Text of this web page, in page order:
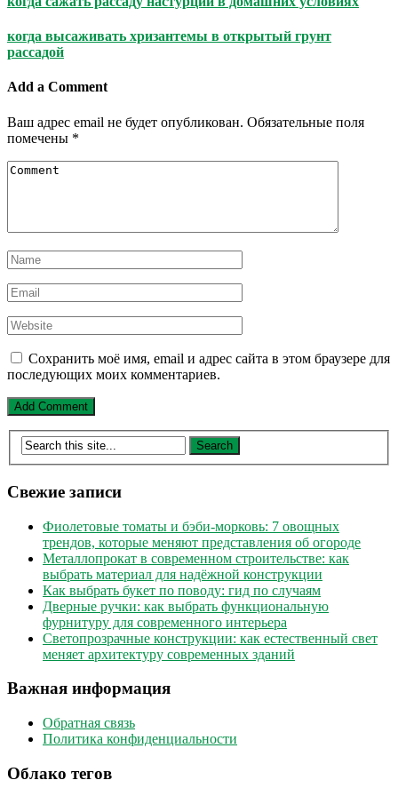
когда высаживать хризантемы в открытый грунт
рассадой
Add a Comment
Ваш адрес email не будет опубликован. Обязательные поля
помечены *
Сохранить моё имя, email и адрес сайта в этом браузере для
последующих моих комментариев.
Свежие записи
Фиолетовые томаты и бэби-морковь: 7 овощных
трендов, которые меняют представления об огороде
Металлопрокат в современном строительстве: как
выбрать материал для надёжной конструкции
Как выбрать букет по поводу: гид по случаям
Дверные ручки: как выбрать функциональную
фурнитуру для современного интерьера
Светопрозрачные конструкции: как естественный свет
меняет архитектуру современных зданий
Важная информация
Обратная связь
Политика конфиденциальности
Облако тегов